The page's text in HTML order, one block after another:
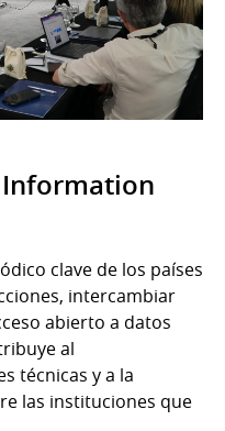
clave de los países
intercambiar
abierto a datos
al
técnicas y a la
las instituciones que